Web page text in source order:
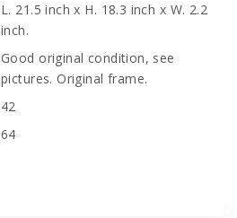
L. 21.5 inch x H. 18.3 inch x W. 2.2
inch.
Good original condition, see
pictures. Original frame.
42
64